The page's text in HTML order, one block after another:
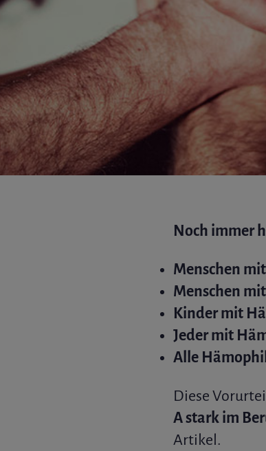
Noch immer
Menschen
Menschen
Kinder mit
Jeder mit
Alle
Diese
A stark im
Artikel.